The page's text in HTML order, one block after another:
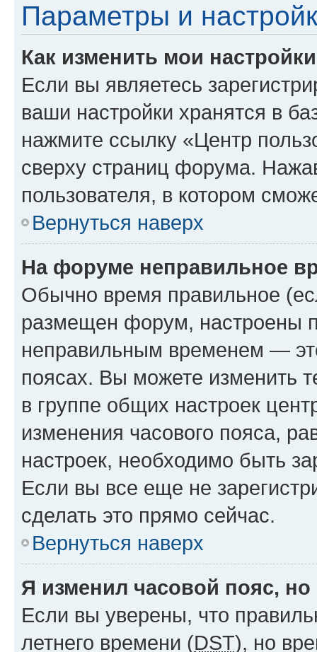
Параметры и
Как изменить мои
Если вы являетесь
ваши настройки хранятся в
нажмите ссылку «Центр
сверху страниц форума.
пользователя, в котором
Вернуться наверх
На форуме неправильное
Обычно время правильное
размещен форум, настроены
неправильным временем —
поясах. Вы можете изменить
в группе общих настроек
изменения часового пояса,
настроек, необходимо быть
Если вы все еще не
сделать это прямо сейчас.
Вернуться наверх
Я изменил часовой пояс,
Если вы уверены, что
летнего времени (DST), но